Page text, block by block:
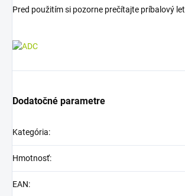
Pred použitím si pozorne prečítajte príbalový
Dodatočné parametre
Kategória:
Hmotnosť:
EAN: